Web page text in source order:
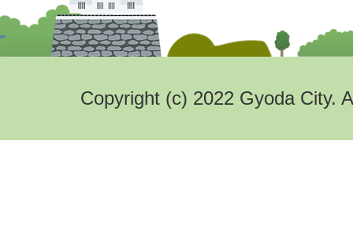
Copyright (c) 2022 Gyoda City.